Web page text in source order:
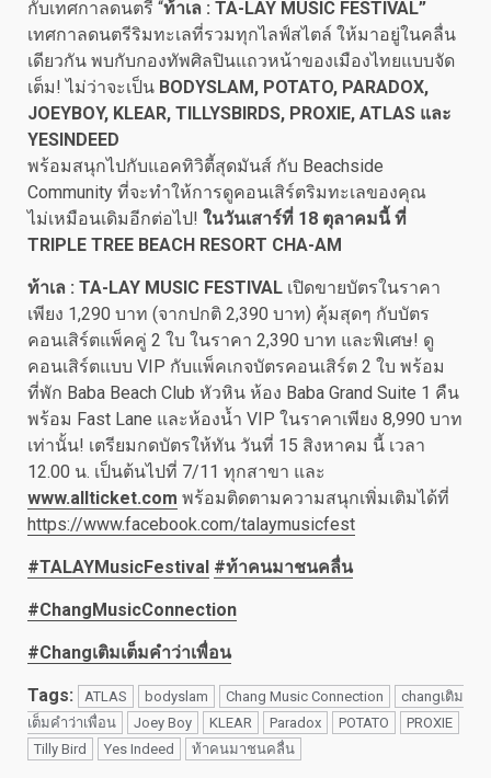
กับเทศกาลดนตรี “ท้าเล : TA-LAY MUSIC FESTIVAL”
เทศกาลดนตรีริมทะเลที่รวมทุกไลฟ์สไตล์ ให้มาอยู่ในคลื่น
เดียวกัน พบกับกองทัพศิลปินแถวหน้าของเมืองไทยแบบจัด
เต็ม! ไม่ว่าจะเป็น BODYSLAM, POTATO, PARADOX,
JOEYBOY, KLEAR, TILLYSBIRDS, PROXIE, ATLAS และ
YESINDEED
พร้อมสนุกไปกับแอคทิวิตี้สุดมันส์ กับ Beachside
Community ที่จะทำให้การดูคอนเสิร์ตริมทะเลของคุณ
ไม่เหมือนเดิมอีกต่อไป! ในวันเสาร์ที่ 18 ตุลาคมนี้ ที่
TRIPLE TREE BEACH RESORT CHA-AM
ท้าเล : TA-LAY MUSIC FESTIVAL เปิดขายบัตรในราคา
เพียง 1,290 บาท (จากปกติ 2,390 บาท) คุ้มสุดๆ กับบัตร
คอนเสิร์ตแพ็คคู่ 2 ใบ ในราคา 2,390 บาท และพิเศษ! ดู
คอนเสิร์ตแบบ VIP กับแพ็คเกจบัตรคอนเสิร์ต 2 ใบ พร้อม
ที่พัก Baba Beach Club หัวหิน ห้อง Baba Grand Suite 1 คืน
พร้อม Fast Lane และห้องน้ำ VIP ในราคาเพียง 8,990 บาท
เท่านั้น! เตรียมกดบัตรให้ทัน วันที่ 15 สิงหาคม นี้ เวลา
12.00 น. เป็นต้นไปที่ 7/11 ทุกสาขา และ
www.allticket.com พร้อมติดตามความสนุกเพิ่มเติมได้ที่
https://www.facebook.com/talaymusicfest
#TALAYMusicFestival #ท้าคนมาชนคลื่น
#ChangMusicConnection
#Changเติมเต็มคำว่าเพื่อน
Tags: ATLAS bodyslam Chang Music Connection
changเติม
เต็มคำว่าเพื่อน
Joey Boy KLEAR Paradox POTATO
PROXIE
Tilly Bird
Yes Indeed ท้าคนมาชนคลื่น